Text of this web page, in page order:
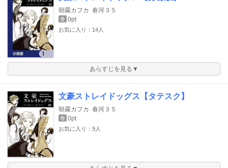
朝霧カフカ 春河３５
巻 0pt
お気に入り：14人
あらすじを見る▼
文豪ストレイドッグス【タテスク】
朝霧カフカ 春河３５
巻 0pt
お気に入り：9人